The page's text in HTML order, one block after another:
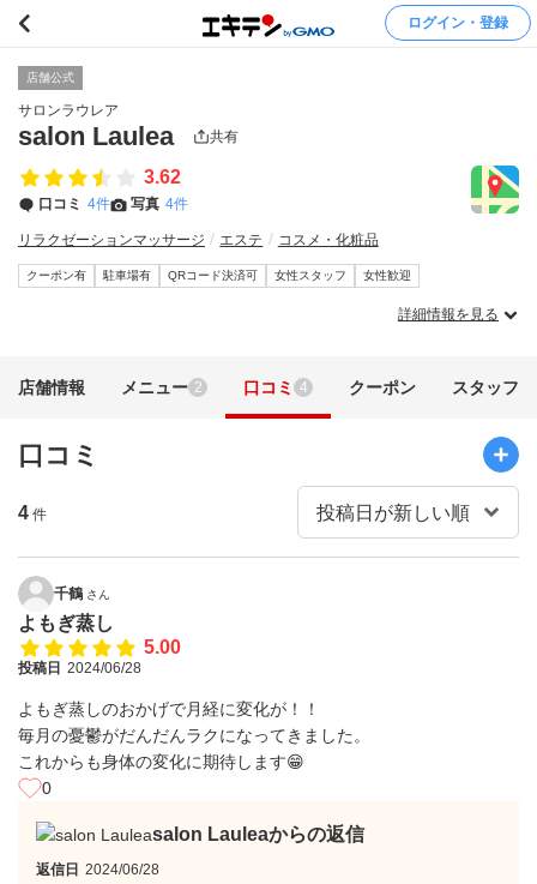
ログイン・登録
店舗公式
サロンラウレア
salon Laulea 共有
3.62
口コミ 4件 写真 4件
リラクゼーションマッサージ エステ コスメ・化粧品
クーポン有 駐車場有 QRコード決済可 女性スタッフ 女性歓迎
詳細情報を見る
店舗情報 メニュー 2 口コミ 4 クーポン スタッフ
口コミ
4 件
千鶴 さん
よもぎ蒸し
5.00
投稿日 2024/06/28
よもぎ蒸しのおかげで月経に変化が！！
毎月の憂鬱がだんだんラクになってきました。
これからも身体の変化に期待します😁
0
salon Lauleaからの返信
返信日 2024/06/28